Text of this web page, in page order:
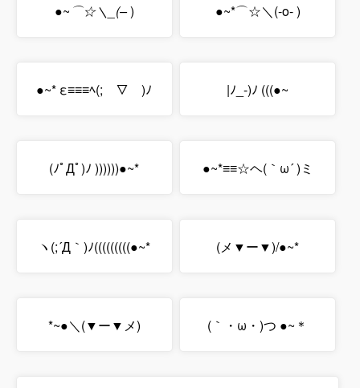
●~ ⌒☆＼_(–) ●~*⌒☆＼(-o- )
●~* ε≡≡≡ﾍ(;￣▽￣)ﾉ |ﾉ_-)ﾉ (((●~
(ﾉﾟДﾟ)ﾉ ))))))●~* ●~*≡≡☆ヘ(｀ω´ )ミ
ヽ(;´Д｀)ﾉ(((((((((●~* (メ▼ー▼)/●~*
*~●＼(▼ー▼メ) (｀・ω・)つ ●~＊